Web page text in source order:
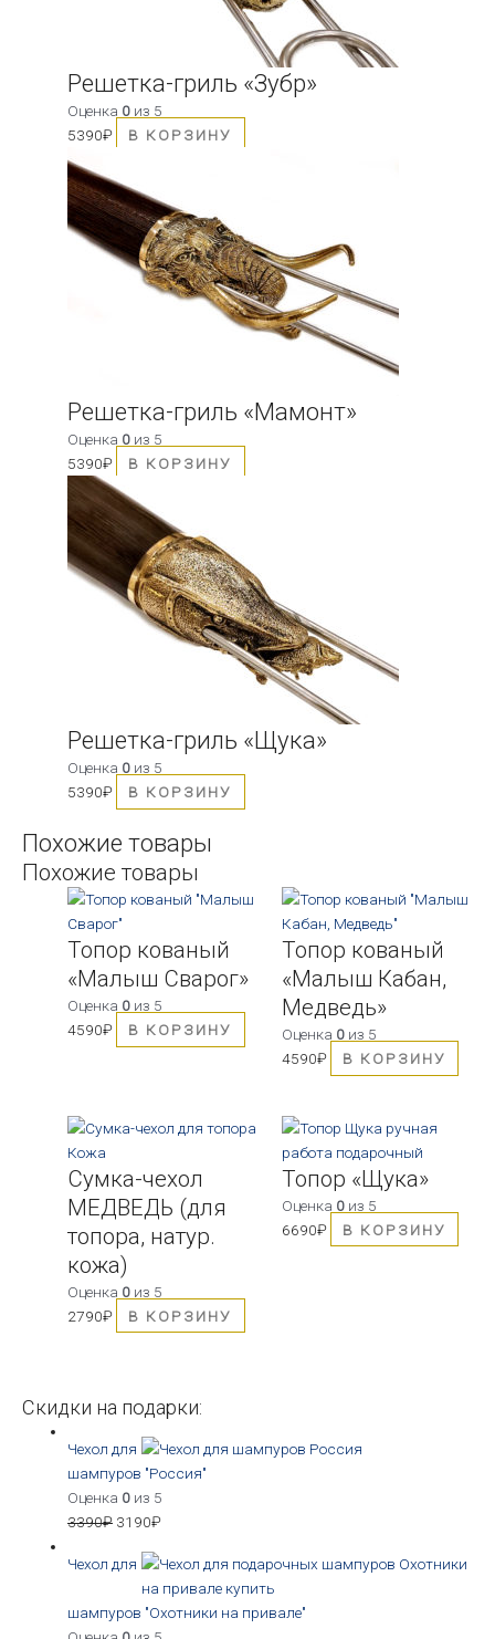
Решетка-гриль «Зубр»
Оценка 0 из 5
5390₽ В КОРЗИНУ
Решетка-гриль «Мамонт»
Оценка 0 из 5
5390₽ В КОРЗИНУ
Решетка-гриль «Щука»
Оценка 0 из 5
5390₽ В КОРЗИНУ
Похожие товары
Похожие товары
Топор кованый
«Малыш Сварог»
Оценка 0 из 5
4590₽ В КОРЗИНУ
Топор кованый
«Малыш Кабан,
Медведь»
Оценка 0из 5
4590₽ В КОРЗИНУ
Сумка-чехол
МЕДВЕДЬ (для
топора, натур.
кожа)
Оценка 0 из 5
2790₽ В КОРЗИНУ
Топор «Щука»
Оценка 0из 5
6690₽ В КОРЗИНУ
Скидки на подарки:
Чехол для
шампуров "Россия"
Оценка 0 из 5
3390₽ 3190₽
Чехол для
шампуров "Охотники на привале"